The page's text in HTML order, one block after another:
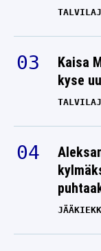
Kaisa
kyse